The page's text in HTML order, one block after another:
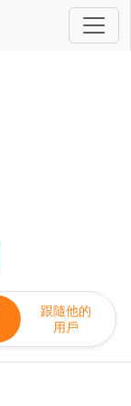
跟隨他的
用戶